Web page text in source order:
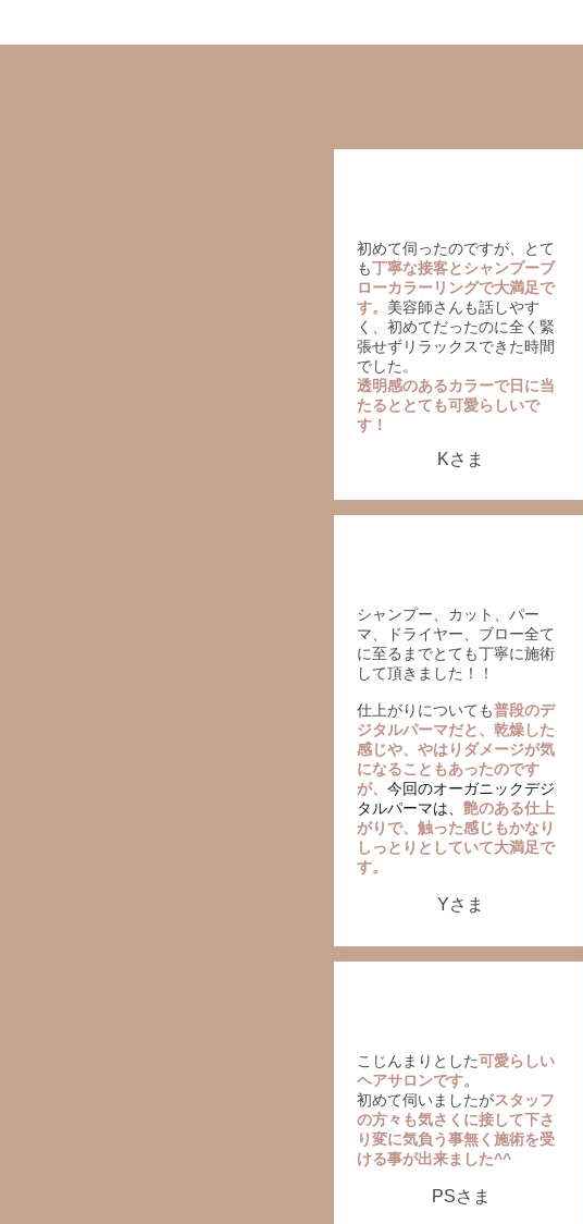
初めて伺ったのですが、とて
も丁寧な接客とシャンプーブ
ローカラーリングで大満足で
す。 美容師さんも話しやす
く、初めてだったのに全く緊
張せずリラックスできた時間
でした。
透明感のあるカラーで日に当
たるととても可愛らしいで
す！
Kさま
シャンプー、カット、パー
マ、ドライヤー、ブロー全て
に至るまでとても丁寧に施術
して頂きました！！
仕上がりについても普段のデ
ジタルパーマだと、乾燥した
感じや、やはりダメージが気
になることもあったのです
が、 今回のオーガニックデジ
タルパーマは、 艶のある仕上
がりで、触った感じもかなり
しっとりとしていて大満足で
す。
Yさま
こじんまりとした可愛らしい
ヘアサロンです。
初めて伺いましたがスタッフ
の方々も気さくに接して下さ
り変に気負う事無く施術を受
ける事が出来ました^^
PSさま